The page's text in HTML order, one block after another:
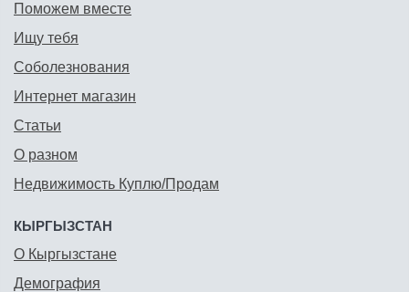
Поможем вместе
Ищу тебя
Соболезнования
Интернет магазин
Статьи
О разном
Недвижимость Куплю/Продам
КЫРГЫЗСТАН
О Кыргызстане
Демография